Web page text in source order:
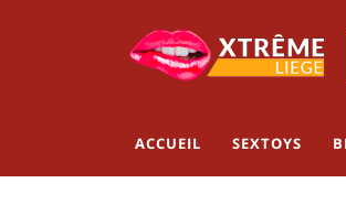
ACCUEIL SEXTOYS